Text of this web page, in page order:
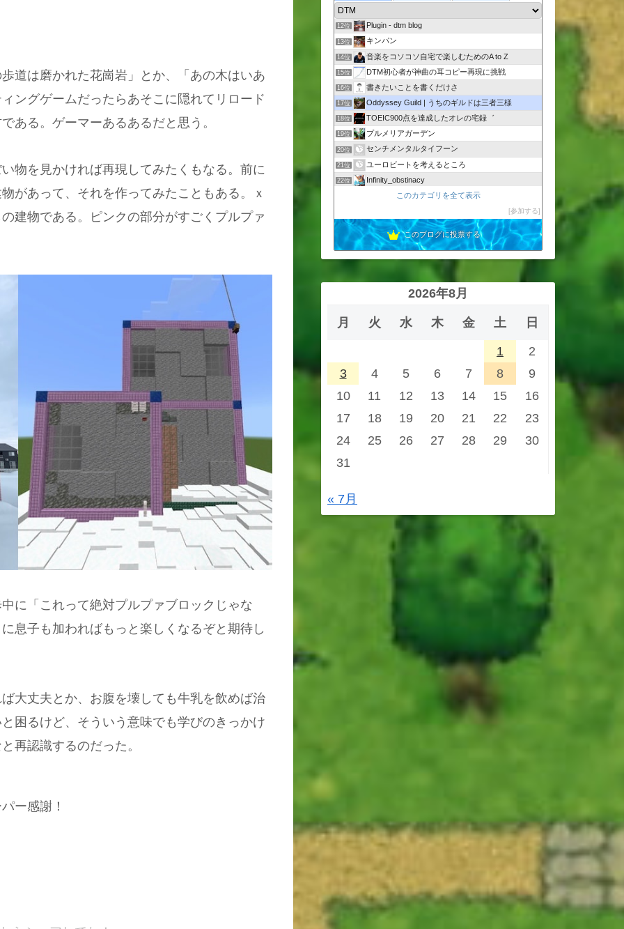
道は磨かれた花崗岩」とか、「あの木はいあ
ングゲームだったらあそこに隠れてリロード
ある。ゲーマーあるあるだと思う。
物を見かければ再現してみたくもなる。前に
があって、それを作ってみたこともある。ｘ
建物である。ピンクの部分がすごくプルプァ
に「これって絶対プルプァブロックじゃな
息子も加わればもっと楽しくなるぞと期待し
大丈夫とか、お腹を壊しても牛乳を飲めば治
困るけど、そういう意味でも学びのきっかけ
再認識するのだった。
ー感謝！
11位
12位 Plugin - dtm blog
13位 キンパン
14位 音楽をコソコソ自宅で楽しむためのA to Z
15位 DTM初心者が神曲の耳コピー再現に挑戦
16位 書きたいことを書くだけさ
17位 Oddyssey Guild | うちのギルドは三者三様
18位 TOEIC900点を達成したオレの宅録゛
19位 プルメリアガーデン
20位 センチメンタルタイフーン
21位 ユーロビートを考えるところ
22位 Infinity_obstinacy
Suifu Blogこのカテゴリを全て表示
参加する
このブログに投票する
2026年8月
月 火 水 木 金 土 日
1
2
3
4 5 6 7 8
9
10
11 12 13 14 15
16
17
18 19 20 21 22
23
24
25 26 27 28 29
30
31
« 7月